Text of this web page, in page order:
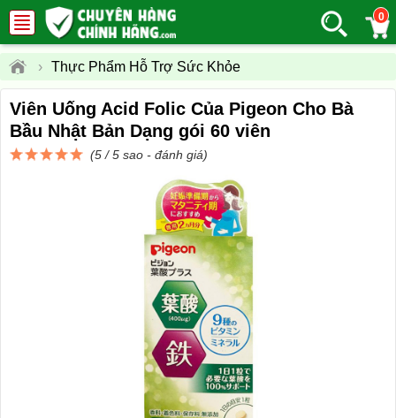
0
› Thực Phẩm Hỗ Trợ Sức Khỏe
Viên Uống Acid Folic Của Pigeon Cho Bà
Bầu Nhật Bản Dạng gói 60 viên
(5 / 5 sao - đánh giá)